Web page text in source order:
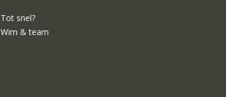
Tot snel?
Wim & team